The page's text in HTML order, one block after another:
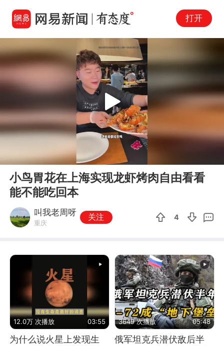
打开
00:00
Play
小鸟胃花在上海实现龙虾烤肉自由看看
能不能吃回本
叫我老周呀
重庆
关注 4
12.0万 次播放 03:55
为什么说火星上发现生
3649 次播放 05:48
俄军坦克兵潜伏敌后半